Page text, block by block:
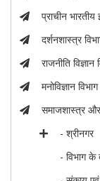
प्राचीन
दर्शनशास्त्र
राजनीति विज्ञान
मनोविज्ञान विभाग
समाजशास्त्र और
- श्रीनगर
- विभाग के